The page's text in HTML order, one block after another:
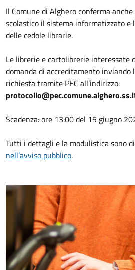
Il Comune di Alghero conferma
scolastico il sistema informatizzato e
delle cedole librarie.
Le librerie e cartolibrerie interessate
domanda di accreditamento inviando
richiesta tramite PEC all’indirizzo:
Scadenza: ore 13:00 del 15 giugno
Tutti i dettagli e la modulistica sono
nell’avviso pubblico.